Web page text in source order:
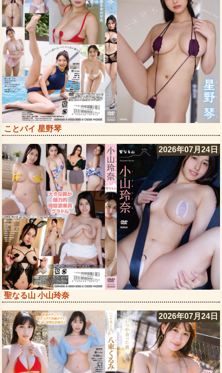
ことパイ 星野琴
2026年07月24日
聖なる山 小山玲奈
2026年07月24日